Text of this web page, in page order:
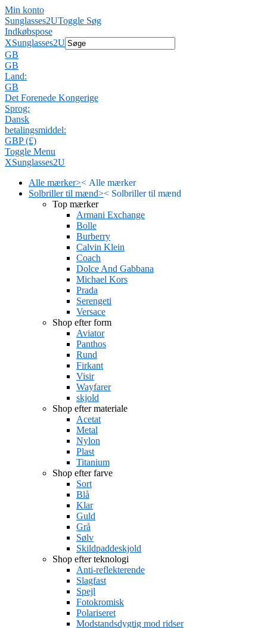
Min konto
Sunglasses2UToggle Søg
Indkøbspose
XSunglasses2U
GB
GB
Land:
GB
Det Forenede Kongerige
Sprog:
Dansk
betalingsmiddel:
GBP (£)
Toggle Menu
XSunglasses2U
Alle mærker>< Alle mærker
Solbriller til mænd>< Solbriller til mænd
Top mærker
Armani Exchange
Bolle
Burberry
Calvin Klein
Coach
Dolce And Gabbana
Michael Kors
Prada
Serengeti
Versace
Shop efter form
Aviator
Panthos
Rund
Firkant
Visir
Wayfarer
skjold
Shop efter materiale
Acetat
Metal
Nylon
Plast
Titanium
Shop efter farve
Sort
Blå
Klar
Guld
Grå
Sølv
Skildpaddeskjold
Shop efter teknologi
Anti-reflekterende
Slagfast
Spejl
Fotokromisk
Polariseret
Modstandsdygtig mod ridser